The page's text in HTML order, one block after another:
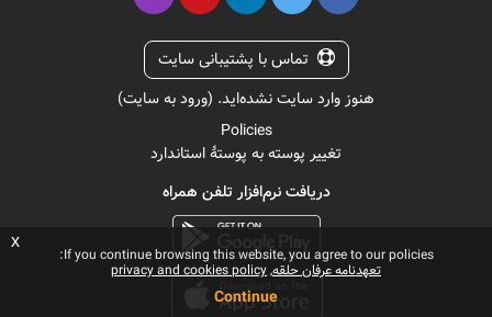
تماس با پشتیبانی سایت
هنوز وارد سایت نشده‌اید. (ورود به سایت)
Policies
تغییر پوسته به پوستهٔ استاندارد
دریافت نرم‌افزار تلفن همراه
If you continue browsing this website, you agree to our policies:
تعهدنامه عرفان حلقه privacy and cookies policy
Continue
x